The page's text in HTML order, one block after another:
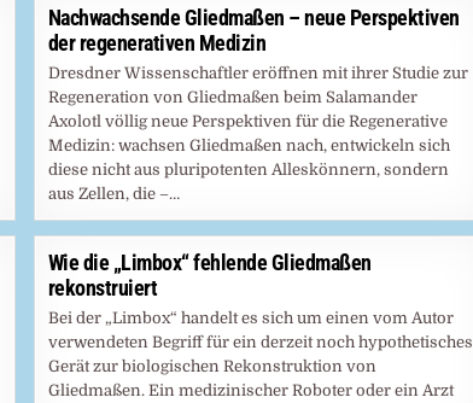
Nachwachsende Gliedmaßen – neue Perspektiven
der regenerativen Medizin
Dresdner Wissenschaftler eröffnen mit ihrer Studie zur
Regeneration von Gliedmaßen beim Salamander
Axolotl völlig neue Perspektiven für die Regenerative
Medizin: wachsen Gliedmaßen nach, entwickeln sich
diese nicht aus pluripotenten Alleskönnern, sondern
aus Zellen, die –…
Wie die „Limbox“ fehlende Gliedmaßen
rekonstruiert
Bei der „Limbox“ handelt es sich um einen vom Autor
verwendeten Begriff für ein derzeit noch hypothetisches
Gerät zur biologischen Rekonstruktion von
Gliedmaßen. Ein medizinischer Roboter oder ein Arzt